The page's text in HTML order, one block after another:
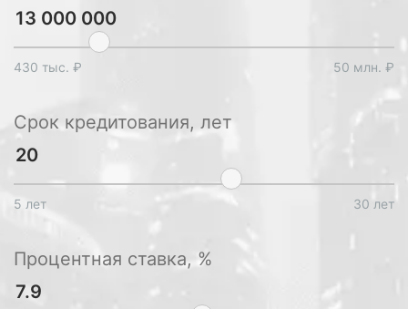
430 тыс. ₽ 50 млн. ₽
Срок кредитования, лет
5 лет 30 лет
Процентная ставка, %